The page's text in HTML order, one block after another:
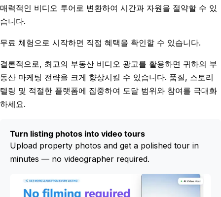
매력적인 비디오 투어로 변환하여 시간과 자원을 절약할 수 있
습니다.
무료 체험으로 시작하면 직접 혜택을 확인할 수 있습니다.
결론적으로, 최고의 부동산 비디오 광고를 활용하면 귀하의 부
동산 마케팅 전략을 크게 향상시킬 수 있습니다. 품질, 스토리
텔링 및 적절한 플랫폼에 집중하여 도달 범위와 참여를 극대화
하세요.
Turn listing photos into video tours
Upload property photos and get a polished tour in
minutes — no videographer required.